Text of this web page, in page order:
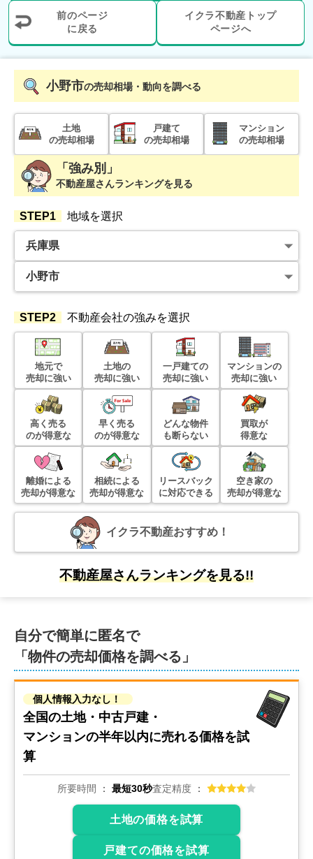
前のページ
に戻る
イクラ不動産トップ
ページへ
小野市の売却相場・動向を調べる
土地
の売却相場
戸建て
の売却相場
マンション
の売却相場
「強み別」
不動産屋さんランキングを見る
STEP1 地域を選択
STEP2 不動産会社の強みを選択
地元で
売却に強い
土地の
売却に強い
一戸建ての
売却に強い
マンションの
売却に強い
高く売る
のが得意な
早く売る
のが得意な
どんな物件
も断らない
買取が
得意な
離婚による
売却が得意な
相続による
売却が得意な
リースバック
に対応できる
空き家の
売却が得意な
イクラ不動産おすすめ！
不動産屋さんランキングを見る!!
自分で簡単に匿名で
「物件の売却価格を調べる」
個人情報入力なし！
全国の土地・中古戸建・
マンションの半年以内に売れる価格を試
算
所要時間 最短30秒査定精度
土地の価格を試算
戸建ての価格を試算